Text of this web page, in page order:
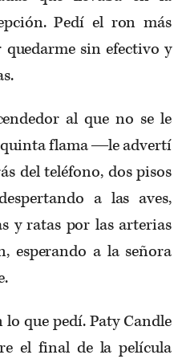
Pedí el ron más
sin efectivo y
al que no se le
quinta flama ―le advertí
del teléfono, dos pisos
a las aves,
y ratas por las arterias
esperando a la señora
que pedí. Paty Candle
el final de la película